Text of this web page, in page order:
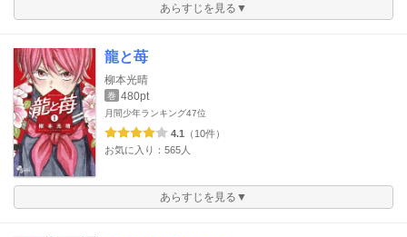
あらすじを見る▼
龍と苺
柳本光晴
巻 480pt
月間少年ランキング47位
4.1
（10件）
お気に入り：565人
あらすじを見る▼